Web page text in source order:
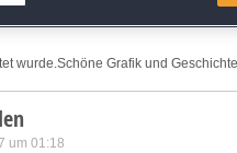
wurde.Schöne Grafik und Geschichte
um 01:18
combine data from other data
based on information